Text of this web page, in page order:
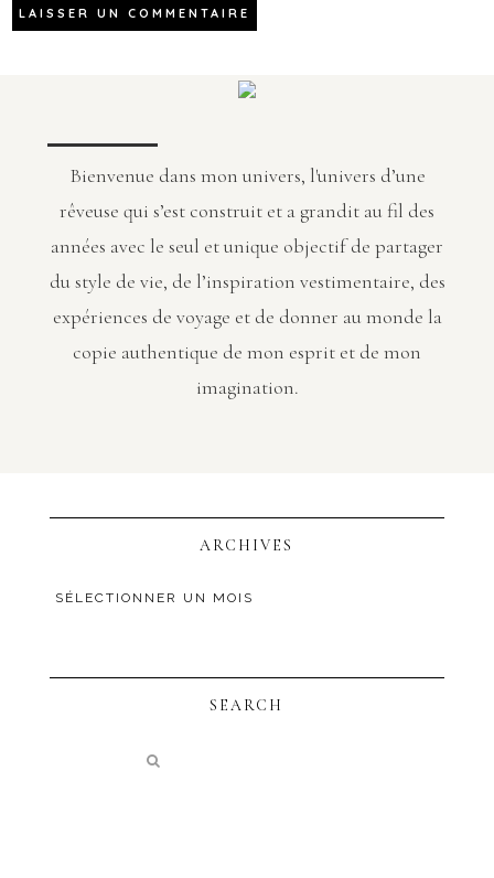
Bienvenue dans mon univers, l'univers d’une
rêveuse qui s’est construit et a grandit au fil des
années avec le seul et unique objectif de partager
du style de vie, de l’inspiration vestimentaire, des
expériences de voyage et de donner au monde la
copie authentique de mon esprit et de mon
imagination.
ARCHIVES
SEARCH